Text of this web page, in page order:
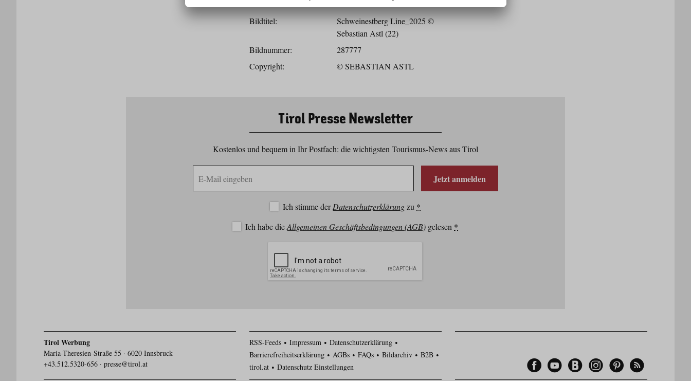
Bildtitel:
Schweinestberg Line_2025 ©
Sebastian Astl (22)
Bildnummer:
287777
Copyright:
© SEBASTIAN ASTL
Tirol Presse Newsletter
Kostenlos und bequem in Ihr Postfach: die wichtigsten Tourismus-News aus Tirol
Mail
Jetzt anmelden
Ich stimme derDatenschutzerklärungzu *
Ich habe dieAllgemeinen Geschäftsbedingungen (AGB) gelesen *
Tirol Werbung
Maria-Theresien-Straße 55 · 6020 Innsbruck
+43.512.5320-656 · presse@tirol.at
RSS-Feeds Impressum
Datenschutzerklärung
Barrierefreiheitserklärung
AGBs FAQs Bildarchiv
B2B
tirol.at
Datenschutz Einstellungen
FacebookYouTubeBloggerInstagramPinterest
Feed